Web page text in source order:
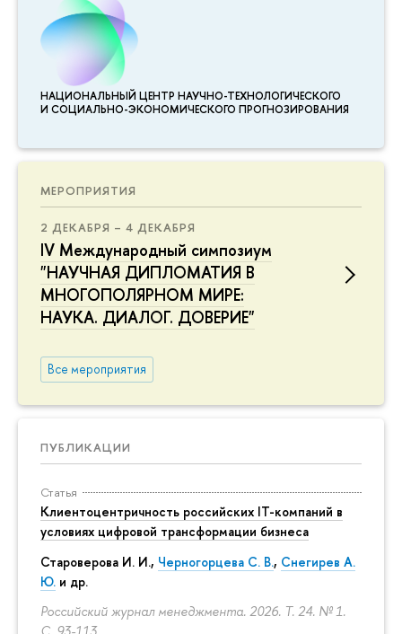
НАЦИОНАЛЬНЫЙ ЦЕНТР НАУЧНО-ТЕХНОЛОГИЧЕСКОГО
И СОЦИАЛЬНО-ЭКОНОМИЧЕСКОГО ПРОГНОЗИРОВАНИЯ
МЕРОПРИЯТИЯ
2 ДЕКАБРЯ – 4 ДЕКАБРЯ
IV Международный симпозиум
"НАУЧНАЯ ДИПЛОМАТИЯ В
МНОГОПОЛЯРНОМ МИРЕ:
НАУКА. ДИАЛОГ. ДОВЕРИЕ"
Все мероприятия
ПУБЛИКАЦИИ
Статья
Клиентоцентричность российских IT-компаний в
условиях цифровой трансформации бизнеса
Староверова И. И., Черногорцева С. В., Снегирев А.
Ю. и др.
Российский журнал менеджмента. 2026. Т. 24. № 1.